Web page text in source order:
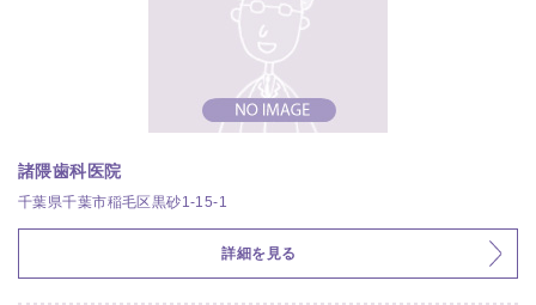
諸隈歯科医院
千葉県千葉市稲毛区黒砂1-15-1
詳細を見る